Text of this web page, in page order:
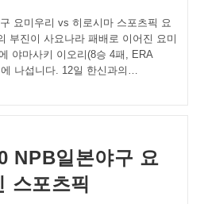
요미우리 vs 히로시마 스포츠픽 요
부진이 사요나라 패배로 이어진 요미
야마사키 이오리(8승 4패, ERA
나섭니다. 12일 한신과의…
NPB일본야구 요
스포츠픽